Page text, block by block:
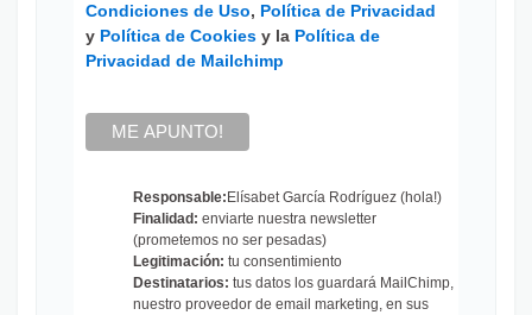
Condiciones de Uso, Política de Privacidad
y Política de Cookiesy la Política de
Privacidad de Mailchimp
Responsable:Elísabet García Rodríguez (hola!)
Finalidad: enviarte nuestra newsletter
(prometemos no ser pesadas)
Legitimación: tu consentimiento
Destinatarios: tus datos los guardará MailChimp,
nuestro proveedor de email marketing, en sus